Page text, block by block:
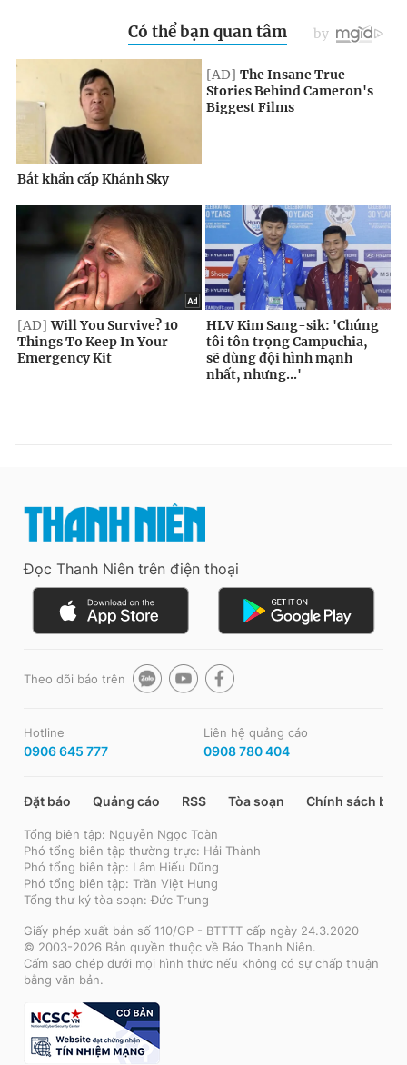
Đọc Thanh Niên trên điện thoại
Theo dõi báo trên
Hotline
0906 645 777
Liên hệ quảng cáo
0908 780 404
Đặt báo Quảng cáo RSS Tòa soạn Chính sách bảo
Tổng biên tập: Nguyễn Ngọc Toàn
Phó tổng biên tập thường trực: Hải Thành
Phó tổng biên tập: Lâm Hiếu Dũng
Phó tổng biên tập: Trần Việt Hưng
Tổng thư ký tòa soạn: Đức Trung
Giấy phép xuất bản số 110/GP - BTTTT cấp ngày 24.3.2020
© 2003-2026 Bản quyền thuộc về Báo Thanh Niên.
Cấm sao chép dưới mọi hình thức nếu không có sự chấp thuận
bằng văn bản.